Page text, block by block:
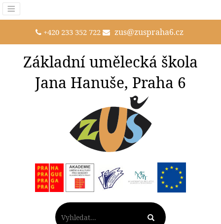
+420 233 352 722 zus@zuspraha6.cz
Základní umělecká škola
Jana Hanuše, Praha 6